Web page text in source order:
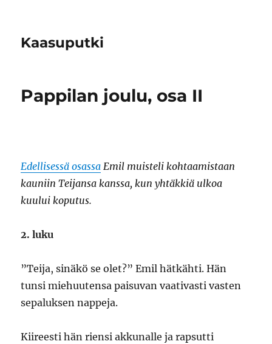
Kaasuputki
Pappilan joulu, osa II
Edellisessä osassa Emil muisteli kohtaamistaan
kauniin Teijansa kanssa, kun yhtäkkiä ulkoa
kuului koputus.
2. luku
”Teija, sinäkö se olet?” Emil hätkähti. Hän
tunsi miehuutensa paisuvan vaativasti vasten
sepaluksen nappeja.
Kiireesti hän riensi akkunalle ja rapsutti